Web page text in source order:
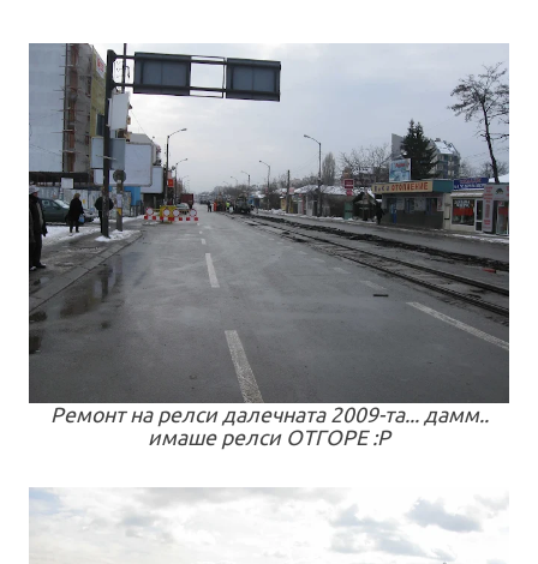
Ремонт на релси далечната 2009-та... дамм..
имаше релси ОТГОРЕ :Р